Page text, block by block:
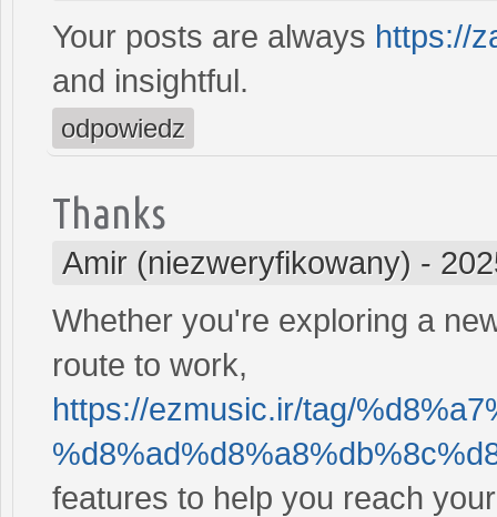
Your posts are always https://
and insightful.
odpowiedz
Thanks
Amir (niezweryfikowany) -
Whether you're exploring a
route to work,
https://ezmusic.ir/tag/
features to help you reach